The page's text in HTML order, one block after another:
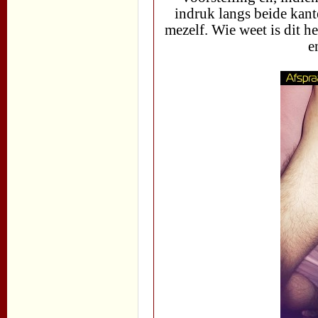
indruk langs beide
mezelf. Wie weet is dit